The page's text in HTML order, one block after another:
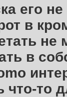
его не
в
не
в
что-то